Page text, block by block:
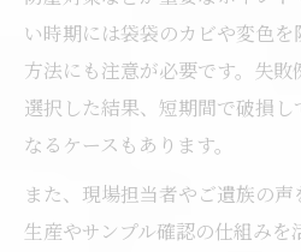
い時期には袋袋のカビや変色
方法にも注意が必要です。失
選択した結果、短期間で破損
なるケースもあります。
また、現場担当者やご遺族の
生産やサンプル確認の仕組み